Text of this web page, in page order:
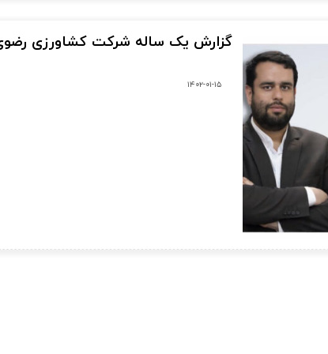
گزارش یک ساله شرکت کشاورزی
۱۴۰۲-۰۱-۱۵